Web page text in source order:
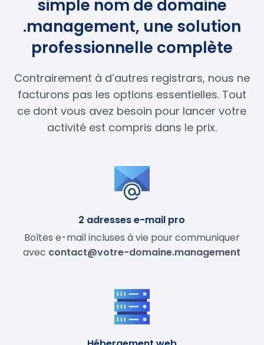
simple nom de domaine
.management, une solution
professionnelle complète
Contrairement à d’autres registrars, nous ne
facturons pas les options essentielles. Tout
ce dont vous avez besoin pour lancer votre
activité est compris dans le prix.
2 adresses e-mail pro
Boîtes e-mail incluses à vie pour communiquer
avec contact@votre-domaine.management